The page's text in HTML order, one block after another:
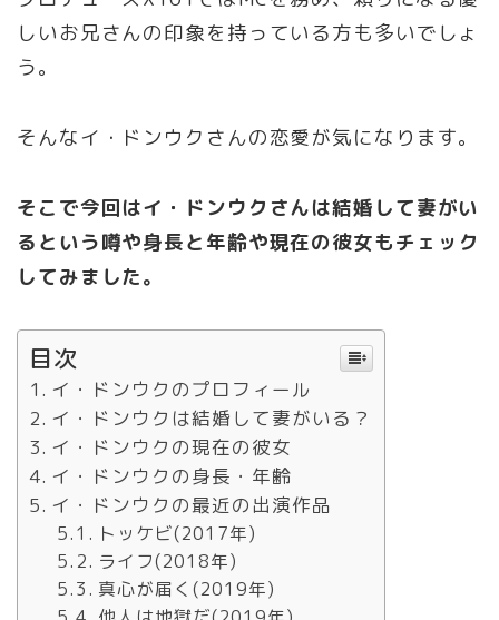
しいお兄さんの印象を持っている方も多いでしょ
う。
そんなイ・ドンウクさんの恋愛が気になります。
そこで今回はイ・ドンウク さんは結婚して妻がい
る という噂や身長と 年齢や現在の彼女もチェック
してみました。
目次
イ・ドンウクのプロフィール
イ・ドンウクは結婚して妻がいる？
イ・ドンウクの現在の彼女
イ・ドンウクの身長・年齢
イ・ドンウクの最近の出演作品
トッケビ(2017年)
ライフ(2018年)
真心が届く(2019年)